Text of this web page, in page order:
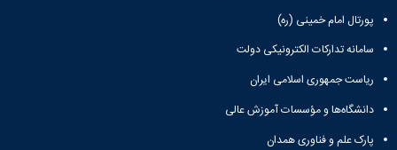
پورتال امام خمینی (ره)
سامانه تدارکات الکترونیکی دولت
ریاست جمهوری اسلامی ایران
دانشگاه‌ها و مؤسسات آموزش عالی
پارک علم و فناوری همدان